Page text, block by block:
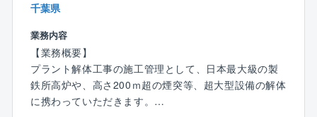
千葉県
業務内容
【業務概要】
プラント解体工事の施工管理として、日本最大級の製
鉄所高炉や、高さ200ｍ超の煙突等、超大型設備の解体
に携わっていただきます。